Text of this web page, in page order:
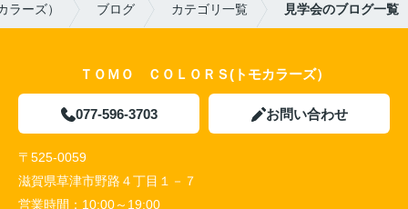
ーズ） ブログ カテゴリ一覧 見学会のブログ一覧
ＴＯＭＯ ＣＯＬＯＲＳ(トモカラーズ）
077-596-3703 お問い合わせ
〒525-0059
滋賀県草津市野路４丁目１－７
営業時間： 10:00～19:00